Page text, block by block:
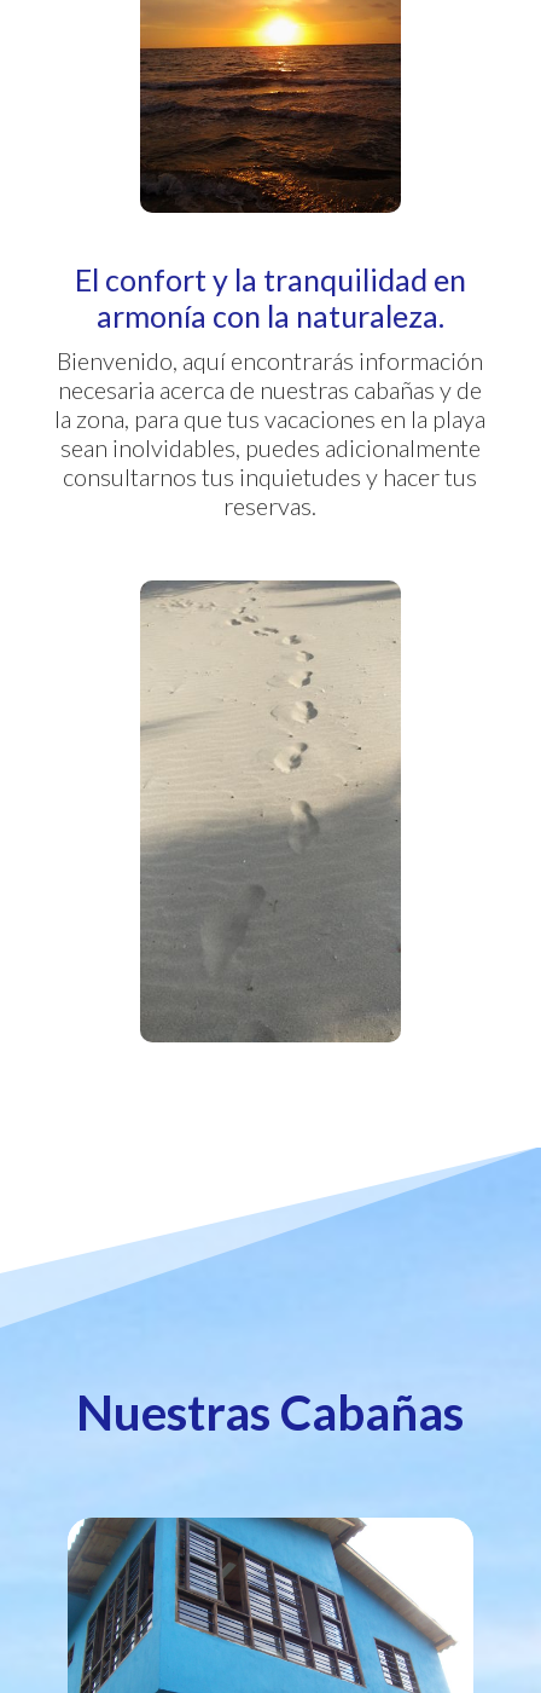
El confort y la tranquilidad en
armonía con la naturaleza.
Bienvenido, aquí encontrarás información
necesaria acerca de nuestras cabañas y de
la zona, para que tus vacaciones en la playa
sean inolvidables, puedes adicionalmente
consultarnos tus inquietudes y hacer tus
reservas.
Nuestras Cabañas